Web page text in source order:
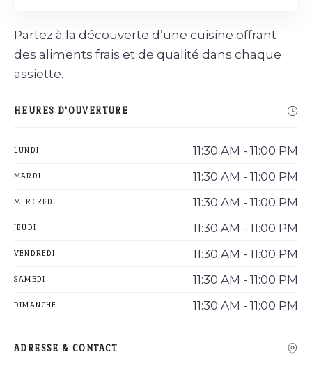
Partez à la découverte d’une cuisine offrant
des aliments frais et de qualité dans chaque
assiette.
HEURES D'OUVERTURE
LUNDI 11:30 AM - 11:00 PM
MARDI 11:30 AM - 11:00 PM
MERCREDI 11:30 AM - 11:00 PM
JEUDI 11:30 AM - 11:00 PM
VENDREDI 11:30 AM - 11:00 PM
SAMEDI 11:30 AM - 11:00 PM
DIMANCHE 11:30 AM - 11:00 PM
ADRESSE & CONTACT